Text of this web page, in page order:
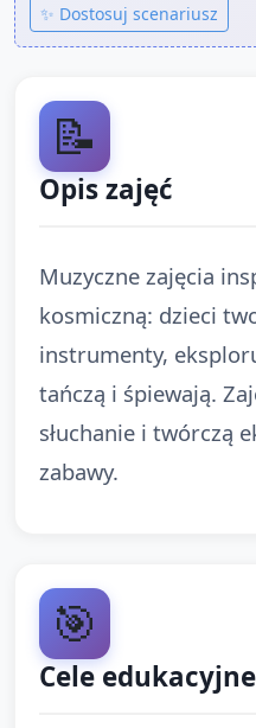
✨ Dostosuj scenariusz
📝
Opis zajęć
Muzyczne zajęcia
kosmiczną: dzieci
instrumenty,
tańczą i śpiewają.
słuchanie i twórczą
zabawy.
🎯
Cele edukacyjne